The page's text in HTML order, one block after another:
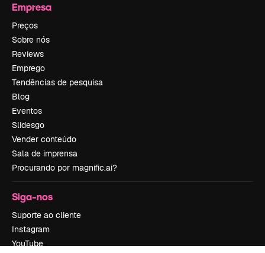
Empresa
Preços
Sobre nós
Reviews
Emprego
Tendências de pesquisa
Blog
Eventos
Slidesgo
Vender conteúdo
Sala de imprensa
Procurando por magnific.ai?
Siga-nos
Suporte ao cliente
Instagram
YouTube